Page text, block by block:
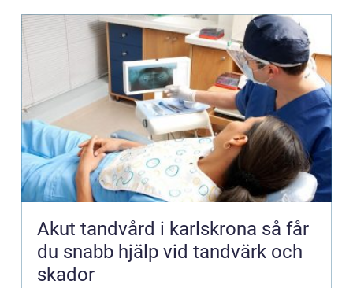
Akut tandvård i karlskrona så får
du snabb hjälp vid tandvärk och
skador